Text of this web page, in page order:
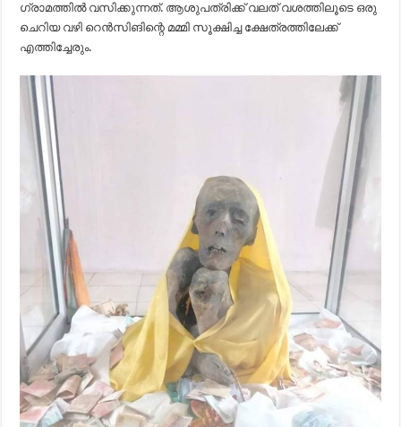
ഗ്രാമത്തിൽ വസിക്കുന്നത്. ആശുപത്രിക്ക് വലത് വശത്തിലൂടെ ഒരു
ചെറിയ വഴി റെൻസിങിന്റെ മമ്മി സൂക്ഷിച്ച ക്ഷേത്രത്തിലേക്ക്
എത്തിച്ചേരും.